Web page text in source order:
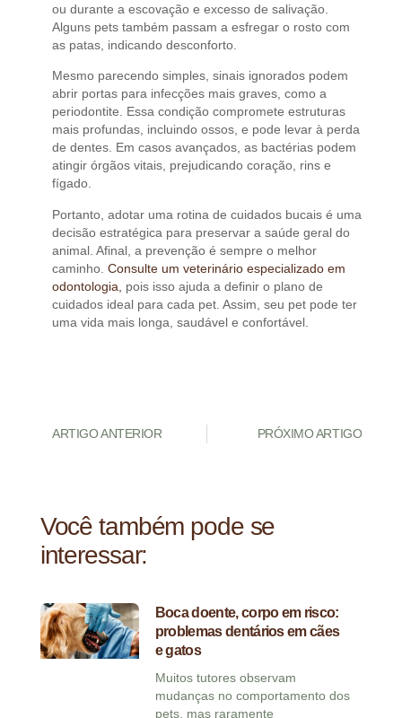
ou durante a escovação e excesso de salivação.
Alguns pets também passam a esfregar o rosto com
as patas, indicando desconforto.
Mesmo parecendo simples, sinais ignorados podem
abrir portas para infecções mais graves, como a
periodontite. Essa condição compromete estruturas
mais profundas, incluindo ossos, e pode levar à perda
de dentes. Em casos avançados, as bactérias podem
atingir órgãos vitais, prejudicando coração, rins e
fígado.
Portanto, adotar uma rotina de cuidados bucais é uma
decisão estratégica para preservar a saúde geral do
animal. Afinal, a prevenção é sempre o melhor
caminho.Consulte um veterinário especializado em
odontologia,
pois isso ajuda a definir o plano de
cuidados ideal para cada pet. Assim, seu pet pode ter
uma vida mais longa, saudável e confortável.
ARTIGO ANTERIOR PRÓXIMO ARTIGO
Você também pode se
interessar:
Boca doente, corpo em risco:
problemas dentários em cães
e gatos
Muitos tutores observam
mudanças no comportamento dos
pets, mas raramente